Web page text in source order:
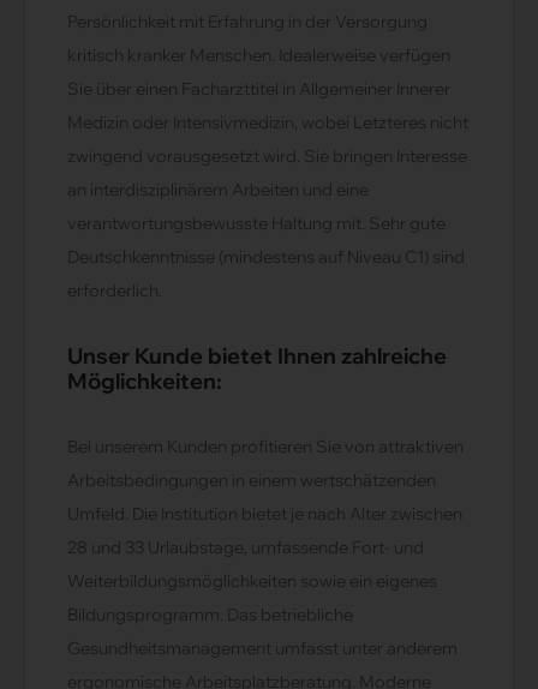
Persönlichkeit mit Erfahrung in der Versorgung
kritisch kranker Menschen. Idealerweise verfügen
Sie über einen Facharzttitel in Allgemeiner Innerer
Medizin oder Intensivmedizin, wobei Letzteres nicht
zwingend vorausgesetzt wird. Sie bringen Interesse
an interdisziplinärem Arbeiten und eine
verantwortungsbewusste Haltung mit. Sehr gute
Deutschkenntnisse (mindestens auf Niveau C1) sind
erforderlich.
Unser Kunde bietet Ihnen zahlreiche
Möglichkeiten:
Bei unserem Kunden profitieren Sie von attraktiven
Arbeitsbedingungen in einem wertschätzenden
Umfeld. Die Institution bietet je nach Alter zwischen
28 und 33 Urlaubstage, umfassende Fort- und
Weiterbildungsmöglichkeiten sowie ein eigenes
Bildungsprogramm. Das betriebliche
Gesundheitsmanagement umfasst unter anderem
ergonomische Arbeitsplatzberatung. Moderne